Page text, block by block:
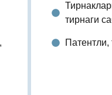
тирнаги